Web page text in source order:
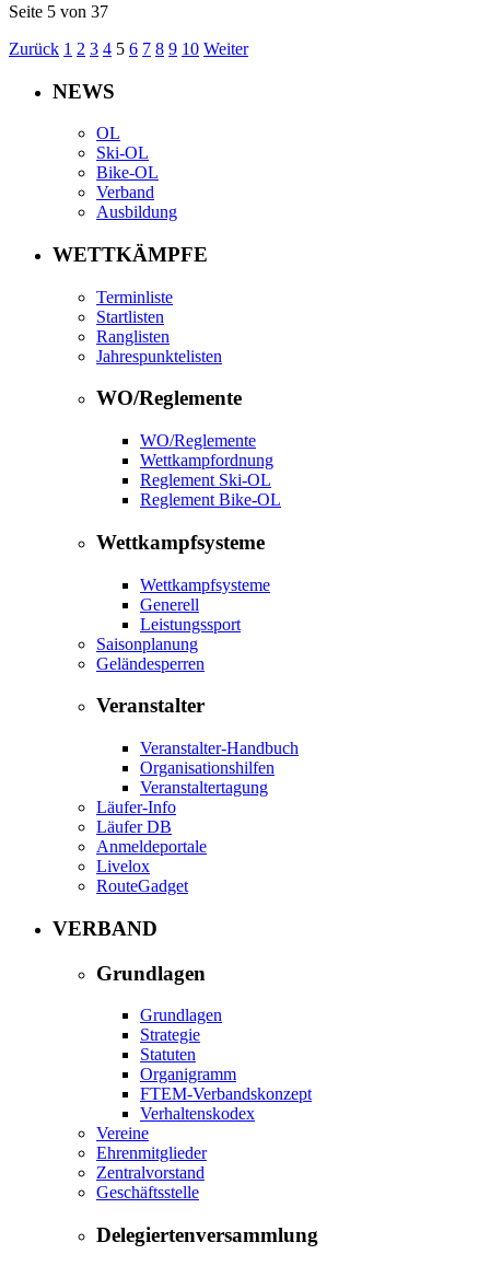
Seite 5 von 37
Zurück 1 2 3 4 5 6 7 8 9 10 Weiter
NEWS
OL
Ski-OL
Bike-OL
Verband
Ausbildung
WETTKÄMPFE
Terminliste
Startlisten
Ranglisten
Jahrespunktelisten
WO/Reglemente
WO/Reglemente
Wettkampfordnung
Reglement Ski-OL
Reglement Bike-OL
Wettkampfsysteme
Wettkampfsysteme
Generell
Leistungssport
Saisonplanung
Geländesperren
Veranstalter
Veranstalter-Handbuch
Organisationshilfen
Veranstaltertagung
Läufer-Info
Läufer DB
Anmeldeportale
Livelox
RouteGadget
VERBAND
Grundlagen
Grundlagen
Strategie
Statuten
Organigramm
FTEM-Verbandskonzept
Verhaltenskodex
Vereine
Ehrenmitglieder
Zentralvorstand
Geschäftsstelle
Delegiertenversammlung